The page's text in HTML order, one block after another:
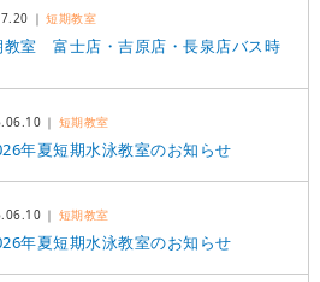
短期教室
教室 富士店・吉原店・長泉店バス時
短期教室
年夏短期水泳教室のお知らせ
短期教室
年夏短期水泳教室のお知らせ